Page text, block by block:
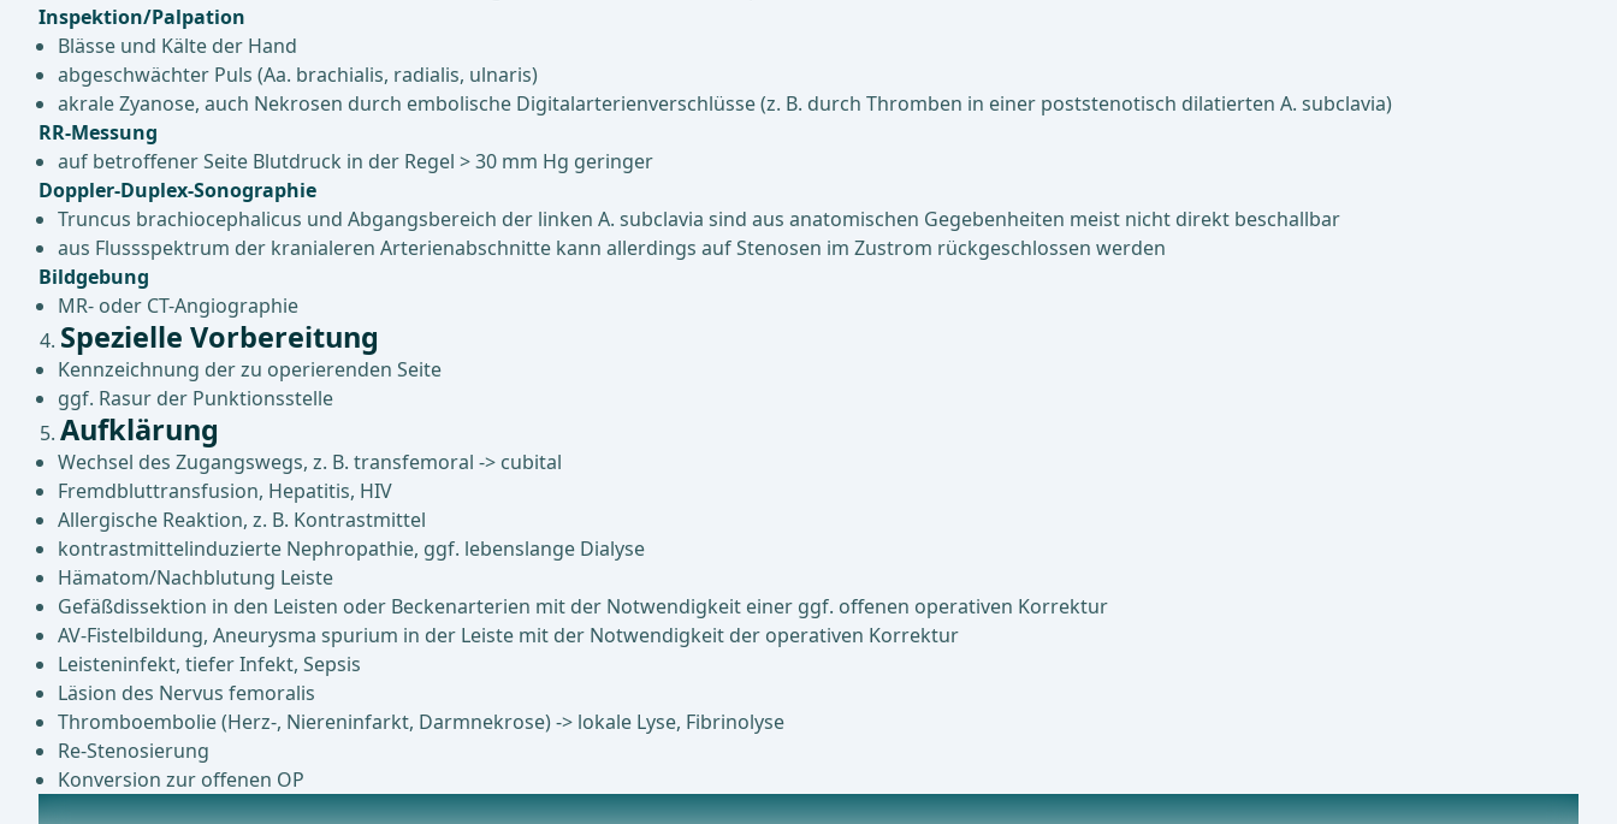
Inspektion/Palpation
Blässe und Kälte der Hand
abgeschwächter Puls (Aa. brachialis, radialis, ulnaris)
akrale Zyanose, auch Nekrosen durch embolische Digitalarterienverschlüsse (z. B. durch Thromben in einer poststenotisch dilatierten A. subclavia)
RR-Messung
auf betroffener Seite Blutdruck in der Regel > 30 mm Hg geringer
Doppler-Duplex-Sonographie
Truncus brachiocephalicus und Abgangsbereich der linken A. subclavia sind aus anatomischen Gegebenheiten meist nicht direkt beschallbar
aus Flussspektrum der kranialeren Arterienabschnitte kann allerdings auf Stenosen im Zustrom rückgeschlossen werden
Bildgebung
MR- oder CT-Angiographie
Spezielle Vorbereitung
Kennzeichnung der zu operierenden Seite
ggf. Rasur der Punktionsstelle
Aufklärung
Wechsel des Zugangswegs, z. B. transfemoral -> cubital
Fremdbluttransfusion, Hepatitis, HIV
Allergische Reaktion, z. B. Kontrastmittel
kontrastmittelinduzierte Nephropathie, ggf. lebenslange Dialyse
Hämatom/Nachblutung Leiste
Gefäßdissektion in den Leisten oder Beckenarterien mit der Notwendigkeit einer ggf. offenen operativen Korrektur
AV-Fistelbildung, Aneurysma spurium in der Leiste mit der Notwendigkeit der operativen Korrektur
Leisteninfekt, tiefer Infekt, Sepsis
Läsion des Nervus femoralis
Thromboembolie (Herz-, Niereninfarkt, Darmnekrose) -> lokale Lyse, Fibrinolyse
Re-Stenosierung
Konversion zur offenen OP
Anästhesie